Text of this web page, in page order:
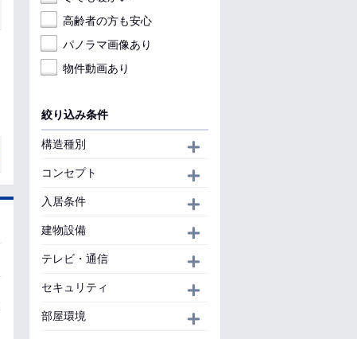
高齢者の方も安心
パノラマ画像あり
物件動画あり
絞り込み条件
構造種別
コンセプト
入居条件
建物設備
テレビ・通信
セキュリティ
部屋環境